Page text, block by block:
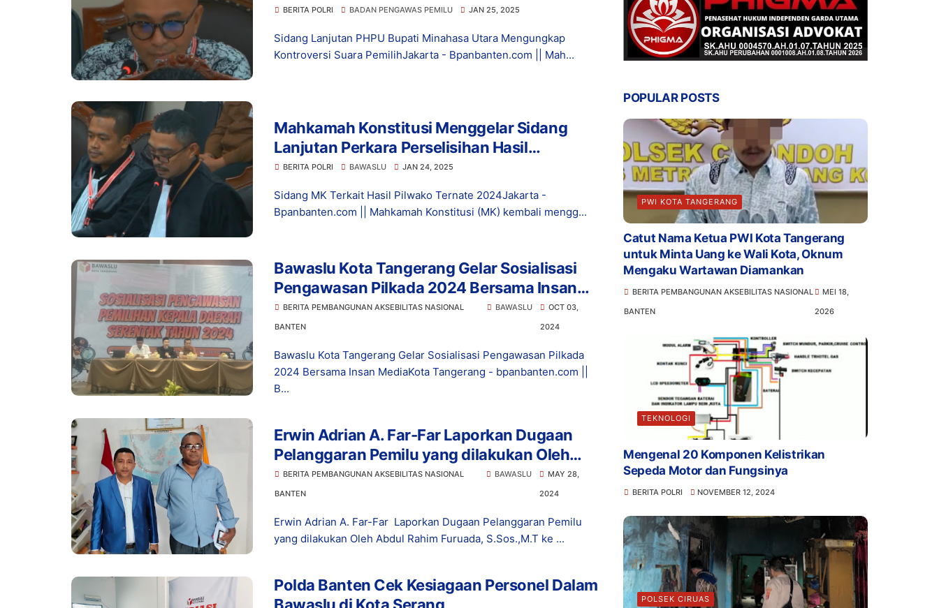
Bupati Minahasa Utara
BERITA POLRI BADAN PENGAWAS PEMILU JAN 25, 2025
Sidang Lanjutan PHPU Bupati Minahasa Utara Mengungkap
Kontroversi Suara PemilihJakarta - Bpanbanten.com || Mah...
Mahkamah Konstitusi Menggelar Sidang
Lanjutan Perkara Perselisihan Hasil
Pemilihan Umum Walikota Ternate Tahun
2024, Menyimak Pembelaan Paslon dan
Keterangan Bawaslu
BERITA POLRI BAWASLU JAN 24, 2025
Sidang MK Terkait Hasil Pilwako Ternate 2024Jakarta -
Bpanbanten.com || Mahkamah Konstitusi (MK) kembali mengg...
Bawaslu Kota Tangerang Gelar Sosialisasi
Pengawasan Pilkada 2024 Bersama Insan
Media
BERITA PEMBANGUNAN AKSEBILITAS NASIONAL
BANTEN
BAWASLU
OCT 03,
2024
Bawaslu Kota Tangerang Gelar Sosialisasi Pengawasan Pilkada
2024 Bersama Insan MediaKota Tangerang - bpanbanten.com ||
B...
Erwin Adrian A. Far-Far Laporkan Dugaan
Pelanggaran Pemilu yang dilakukan Oleh
Abdul Rahim Furuada, S.Sos.,M.T ke Bawaslu
BERITA PEMBANGUNAN AKSEBILITAS NASIONAL
BANTEN
BAWASLU
MAY 28,
2024
Erwin Adrian A. Far-Far Laporkan Dugaan Pelanggaran Pemilu
yang dilakukan Oleh Abdul Rahim Furuada, S.Sos.,M.T ke ...
Polda Banten Cek Kesiagaan Personel Dalam
POPULAR POSTS
PWI KOTA TANGERANG
Catut Nama Ketua PWI Kota Tangerang
untuk Minta Uang ke Wali Kota, Oknum
Mengaku Wartawan Diamankan
BERITA PEMBANGUNAN AKSEBILITAS NASIONAL
BANTEN
MEI 18,
2026
TEKNOLOGI
Mengenal 20 Komponen Kelistrikan
Sepeda Motor dan Fungsinya
BERITA POLRI NOVEMBER 12, 2024
POLSEK CIRUAS